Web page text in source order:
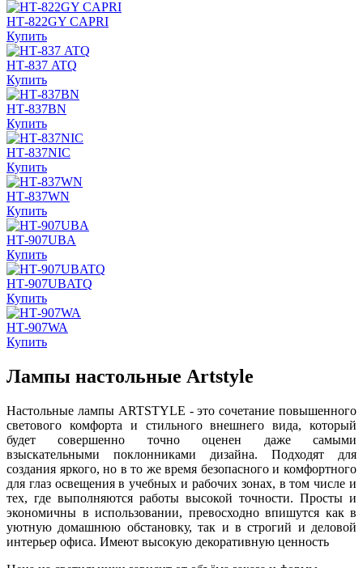
НТ-822GY CAPRI
Купить
НТ-837 ATQ
Купить
НТ-837BN
Купить
НТ-837NIC
Купить
НТ-837WN
Купить
НТ-907UBA
Купить
НТ-907UBATQ
Купить
НТ-907WA
Купить
Лампы настольные Artstyle
Настольные лампы ARTSTYLE - это сочетание повышенного
светового комфорта и стильного внешнего вида, который
будет совершенно точно оценен даже самыми
взыскательными поклонниками дизайна. Подходят для
создания яркого, но в то же время безопасного и комфортного
для глаз освещения в учебных и рабочих зонах, в том числе и
тех, где выполняются работы высокой точности. Просты и
экономичны в использовании, превосходно впишутся как в
уютную домашнюю обстановку, так и в строгий и деловой
интерьер офиса. Имеют высокую декоративную ценность